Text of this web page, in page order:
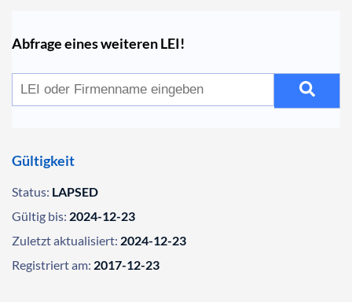
Abfrage eines weiteren LEI!
Gültigkeit
Status: LAPSED
Gültig bis: 2024-12-23
Zuletzt aktualisiert: 2024-12-23
Registriert am: 2017-12-23